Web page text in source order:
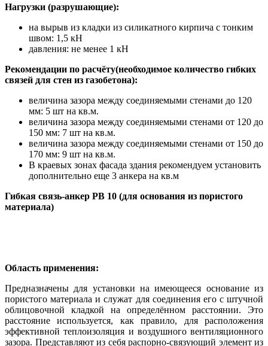
Нагрузки (разрушающие):
на вырыв из кладки из силикатного кирпича с тонким
швом: 1,5 кН
давления: не менее 1 кН
Рекомендации по расчёту(необходимое количество гибких
связей для стен из газобетона):
величина зазора между соединяемыми стенами до 120
мм: 5 шт на кв.м.
величина зазора между соединяемыми стенами от 120 до
150 мм: 7 шт на кв.м.
величина зазора между соединяемыми стенами от 150 до
170 мм: 9 шт на кв.м.
В краевых зонах фасада здания рекомендуем установить
дополнительно еще 3 анкера на кв.м
Гибкая связь-анкер РВ 10 (для основания из пористого
материала)
Область применения:
Предназначены для установки на имеющееся основание из
пористого материала и служат для соединения его с штучной
облицовочной кладкой на определённом расстоянии. Это
расстояние используется, как правило, для расположения
эффективной теплоизоляция и воздушного вентиляционного
зазора. Представляют из себя распорно-связующий элемент из